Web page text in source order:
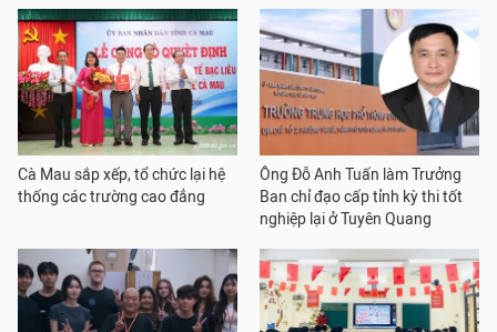
Cà Mau sắp xếp, tổ chức lại hệ
thống các trường cao đẳng
Ông Đỗ Anh Tuấn làm Trưởng
Ban chỉ đạo cấp tỉnh kỳ thi tốt
nghiệp lại ở Tuyên Quang